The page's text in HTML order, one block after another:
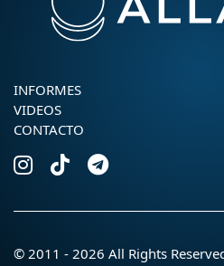
INFORMES
VIDEOS
CONTACTO
© 2011 - 2026 All Rights